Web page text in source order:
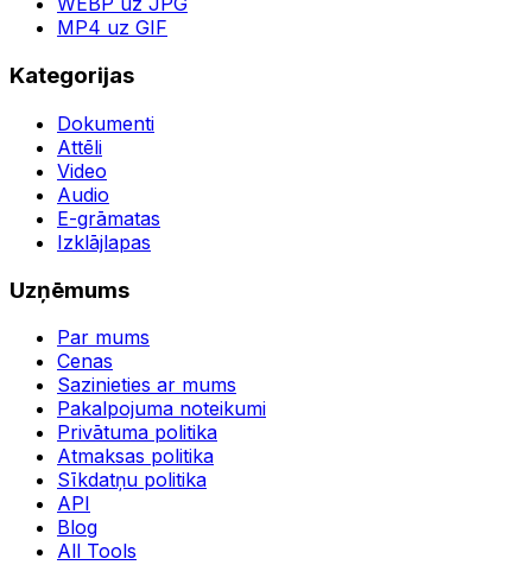
MP4 uz GIF
Kategorijas
Dokumenti
Attēli
Video
Audio
E-grāmatas
Izklājlapas
Uzņēmums
Par mums
Cenas
Sazinieties ar mums
Pakalpojuma noteikumi
Privātuma politika
Atmaksas politika
Sīkdatņu politika
API
Blog
All Tools